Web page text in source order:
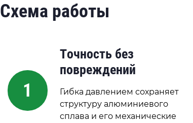
Схема работы
1
Точность без
повреждений
Гибка давлением сохраняет
структуру алюминиевого
сплава и его механические